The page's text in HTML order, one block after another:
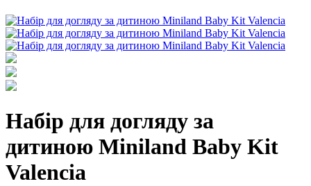
Набір для догляду за
дитиною Miniland Baby Kit
Valencia